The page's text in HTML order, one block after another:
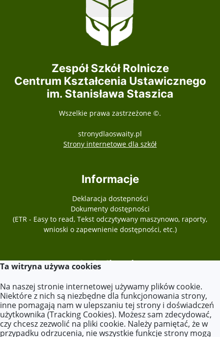
Zespół Szkół Rolnicze
Centrum Kształcenia Ustawicznego
im. Stanisława Staszica
Wszelkie prawa zastrzeżone ©.
stronydlaoswaity.pl
Strony internetowe dla szkółotwiera się w
Informacje
Deklaracja dostepności
Dokumenty dostępności
(ETR - Easy to read, Tekst odczytywany maszynowo, raporty,
wnioski o zapewnienie dostępności, etc.)
Lokalizacja
ul. Kościelna 2,
62-604 Kościelec
Kontakt
Ta witryna używa cookies
Na naszej stronie internetowej używamy plików cookie.
Niektóre z nich są niezbędne dla funkcjonowania strony,
inne pomagają nam w ulepszaniu tej strony i doświadczeń
użytkownika (Tracking Cookies). Możesz sam zdecydować,
czy chcesz zezwolić na pliki cookie. Należy pamiętać, że w
przypadku odrzucenia, nie wszystkie funkcje strony mogą